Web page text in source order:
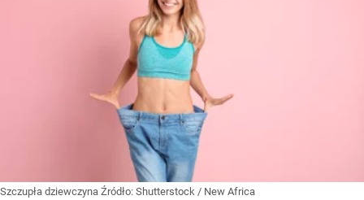
Szczupła dziewczyna Źródło: Shutterstock / New Africa